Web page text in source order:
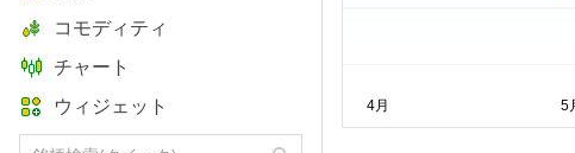
コモディティ
チャート
ウィジェット